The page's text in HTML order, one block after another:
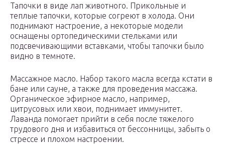
Тапочки в виде лап животного. Прикольные и
теплые тапочки, которые согреют в холода. Они
поднимают настроение, а некоторые модели
оснащены ортопедическими стельками или
подсвечивающими вставками, чтобы тапочки было
видно в темноте.
Массажное масло. Набор такого масла всегда кстати в
бане или сауне, а также для проведения массажа.
Органическое эфирное масло, например,
цитрусовых или хвои, поднимает иммунитет.
Лаванда помогает прийти в себя после тяжелого
трудового дня и избавиться от бессонницы, забыть о
стрессе и плохом настроении.